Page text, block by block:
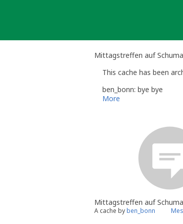
Mittagstreffen auf
This cache has been
ben_bonn: bye bye
More
Mittagstreffen auf
A cache byben_bonn